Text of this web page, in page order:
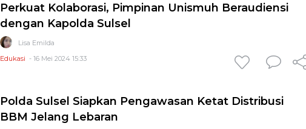
Perkuat Kolaborasi, Pimpinan Unismuh Beraudiensi
dengan Kapolda Sulsel
Lisa Emilda
Edukasi - 16 Mei 2024 15:33
Polda Sulsel Siapkan Pengawasan Ketat Distribusi
BBM Jelang Lebaran